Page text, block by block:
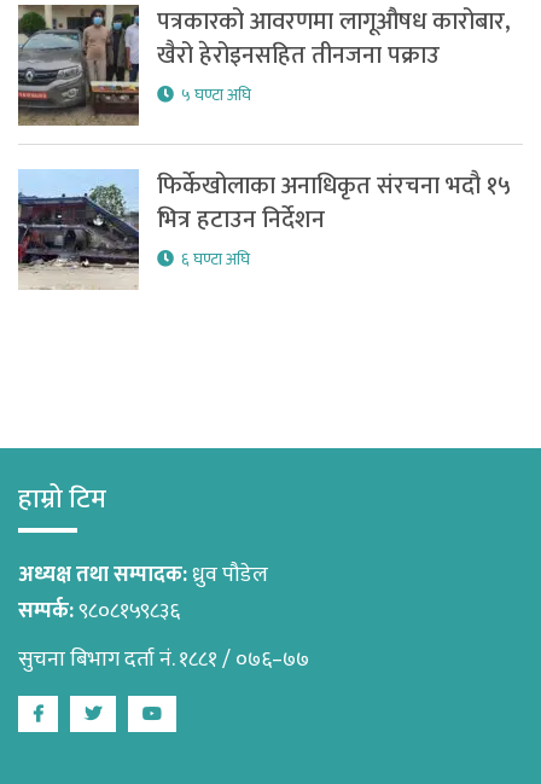
पत्रकारको आवरणमा लागूऔषध कारोबार,
खैरो हेरोइनसहित तीनजना पक्राउ
५ घण्टा अघि
फिर्केखोलाका अनाधिकृत संरचना भदौ १५
भित्र हटाउन निर्देशन
६ घण्टा अघि
हाम्रो टिम
अध्यक्ष तथा सम्पादक:ध्रुव पौडेल
सम्पर्क:९८०८१५९८३६
सुचना बिभाग दर्ता नं. १८८१ / ०७६–७७
FacebookTwitterYoutube